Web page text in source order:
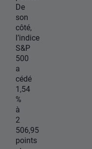
De
son
côté,
l’indice
S&P
500
a
cédé
1,54
%
à
2
506,95
points